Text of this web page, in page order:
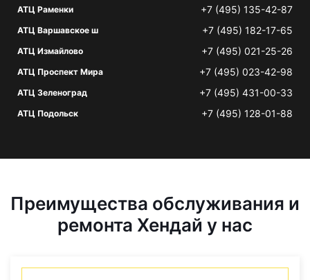
АТЦ Раменки +7 (495) 135-42-87
АТЦ Варшавское ш +7 (495) 182-17-65
АТЦ Измайлово +7 (495) 021-25-26
АТЦ Проспект Мира +7 (495) 023-42-98
АТЦ Зеленоград +7 (495) 431-00-33
АТЦ Подольск +7 (495) 128-01-88
Преимущества обслуживания и
ремонта Хендай у нас